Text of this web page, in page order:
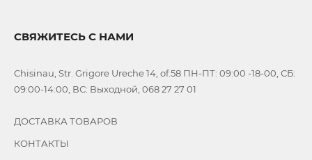
СВЯЖИТЕСЬ С НАМИ
Chisinau, Str. Grigore Ureche 14, of.58 ПН-ПТ: 09:00 -18-00, СБ:
09:00-14:00, ВС: Выходной, 068 27 27 01
ДОСТАВКА ТОВАРОВ
КОНТАКТЫ